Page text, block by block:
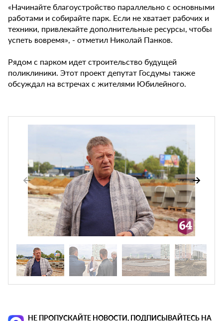
«Начинайте благоустройство параллельно с основными
работами и собирайте парк. Если не хватает рабочих и
техники, привлекайте дополнительные ресурсы, чтобы
успеть вовремя», - отметил Николай Панков.
Рядом с парком идет строительство будущей
поликлиники. Этот проект депутат Госдумы также
обсуждал на встречах с жителями Юбилейного.
НЕ ПРОПУСКАЙТЕ НОВОСТИ, ПОДПИСЫВАЙТЕСЬ НА